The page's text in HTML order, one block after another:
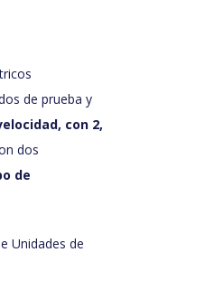
de prueba y
con 2,
dos
de
Unidades de